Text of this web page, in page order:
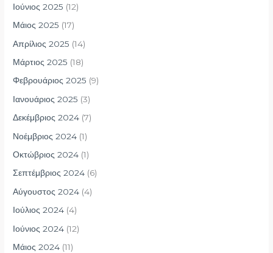
Ιούνιος 2025 (12)
Μάιος 2025 (17)
Απρίλιος 2025 (14)
Μάρτιος 2025 (18)
Φεβρουάριος 2025 (9)
Ιανουάριος 2025 (3)
Δεκέμβριος 2024 (7)
Νοέμβριος 2024 (1)
Οκτώβριος 2024 (1)
Σεπτέμβριος 2024 (6)
Αύγουστος 2024 (4)
Ιούλιος 2024 (4)
Ιούνιος 2024 (12)
Μάιος 2024 (11)